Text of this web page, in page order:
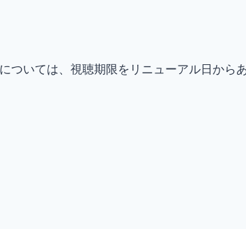
ついては、視聴期限をリニューアル日か